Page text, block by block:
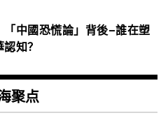
中國恐慌論」背後–誰在塑
知？
聚点